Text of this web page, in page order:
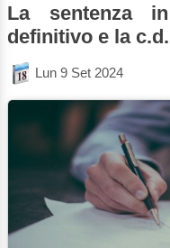
La sentenza
definitivo e la
Lun 9 Set 2024